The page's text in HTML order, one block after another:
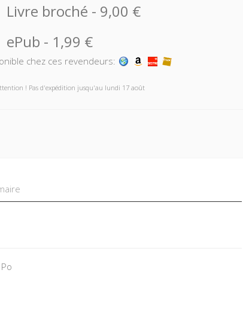
d’emploi et de discrimination à l’embauche,
sur la motivation, éclairer le rôle de la confiance
Livre broché - 9,00 €
ePub - 1,99 €
chez ces revendeurs:
! Pas d'expédition jusqu'au lundi 17 août